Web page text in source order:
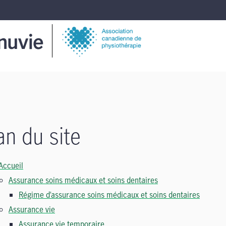
du site
Assurance soins médicaux et soins dentaires
Régime d’assurance soins médicaux et soins dentaires
Assurance vie